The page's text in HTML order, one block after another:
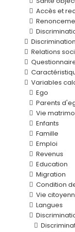
Accès et
Relations
Variables
Ego
Parents
Vie
Enfants
Famille
Emploi
Revenus
Education
Migration
Condition
Vie
Langues